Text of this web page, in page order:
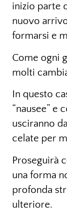
inizio parte
nuovo
formarsi e
Come ogni
molti
In questo
“nausee” e
usciranno
celate per
Proseguirà
una forma
profonda
ulteriore.